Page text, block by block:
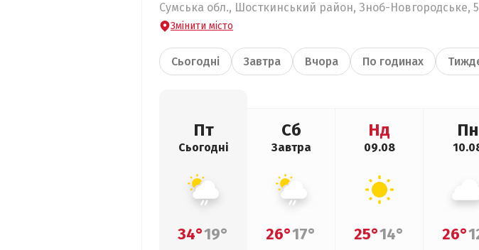
Сумська обл., Шосткинський район, Зноб-Новгородське,
Змінити місто
Сьогодні Завтра Вчора По годинах
Пт
Сьогодні
34°19°
Сб
Завтра
26°17°
Нд
09.08
25°14°
Пн
26°